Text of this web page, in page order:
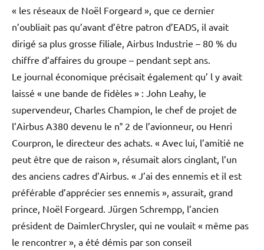
« les réseaux de Noël Forgeard », que ce dernier
n’oubliait pas qu’avant d’être patron d’EADS, il avait
dirigé sa plus grosse filiale, Airbus Industrie – 80 % du
chiffre d’affaires du groupe – pendant sept ans.
Le journal économique précisait également qu’ l y avait
laissé « une bande de fidèles » : John Leahy, le
supervendeur, Charles Champion, le chef de projet de
l’Airbus A380 devenu le n° 2 de l’avionneur, ou Henri
Courpron, le directeur des achats. « Avec lui, l’amitié ne
peut être que de raison », résumait alors cinglant, l’un
des anciens cadres d’Airbus. « J’ai des ennemis et il est
préférable d’apprécier ses ennemis », assurait, grand
prince, Noël Forgeard. Jürgen Schrempp, l’ancien
président de DaimlerChrysler, qui ne voulait « même pas
le rencontrer », a été démis par son conseil